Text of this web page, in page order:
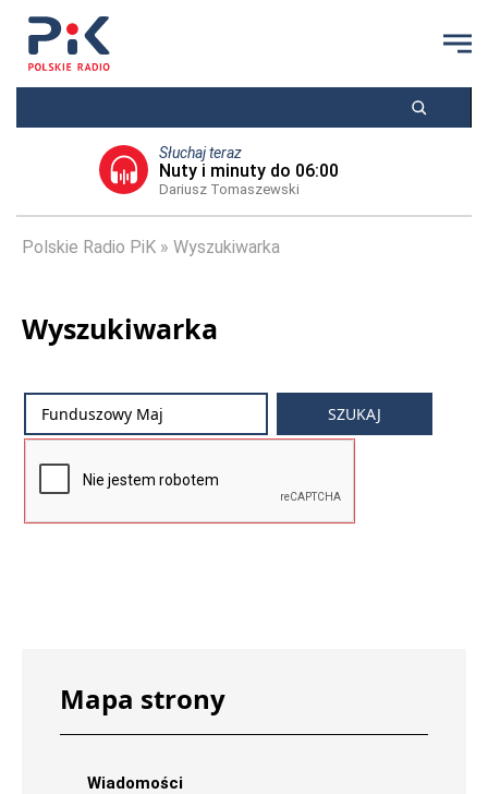
Słuchaj teraz
Nuty i minuty do 06:00
Dariusz Tomaszewski
Polskie Radio PiK Wyszukiwarka
Wyszukiwarka
Mapa strony
Wiadomości